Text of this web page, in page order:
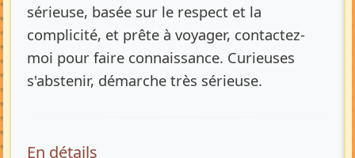
sérieuse, basée sur le respect et la
complicité, et prête à voyager, contactez-
moi pour faire connaissance. Curieuses
s'abstenir, démarche très sérieuse.
En détails